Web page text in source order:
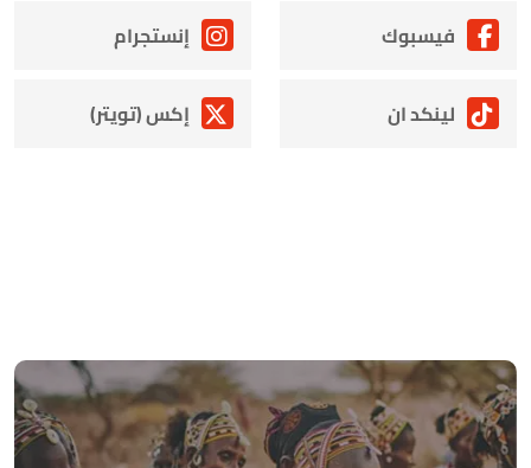
فيسبوك إنستجرام
لينكد ان إكس (تويتر)